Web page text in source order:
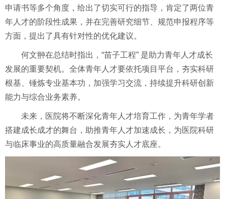
申请书等多个角度，给出了切实可行的指导，肯定了两位青
年人才的阶段性成果，并在完善研究细节、规范申报程序等
方面，提出了具有针对性的优化建议。
何文翀在总结时指出，“苗子工程” 是助力青年人才成长
发展的重要契机。全体青年人才要依托项目平台，夯实科研
根基、锤炼专业基本功，加强学习交流，持续提升科研创新
能力与综合业务素养。
未来，医院将不断深化青年人才培育工作，为青年学者
搭建成长成才的舞台，助推青年人才加速成长，为医院科研
与临床事业的高质量融合发展夯实人才底座。